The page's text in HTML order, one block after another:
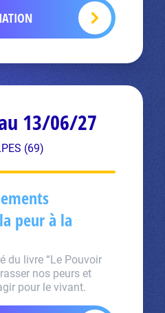
13/06/27
(69)
peur à la
du livre “Le Pouvoir
nos peurs et
pour le vivant.